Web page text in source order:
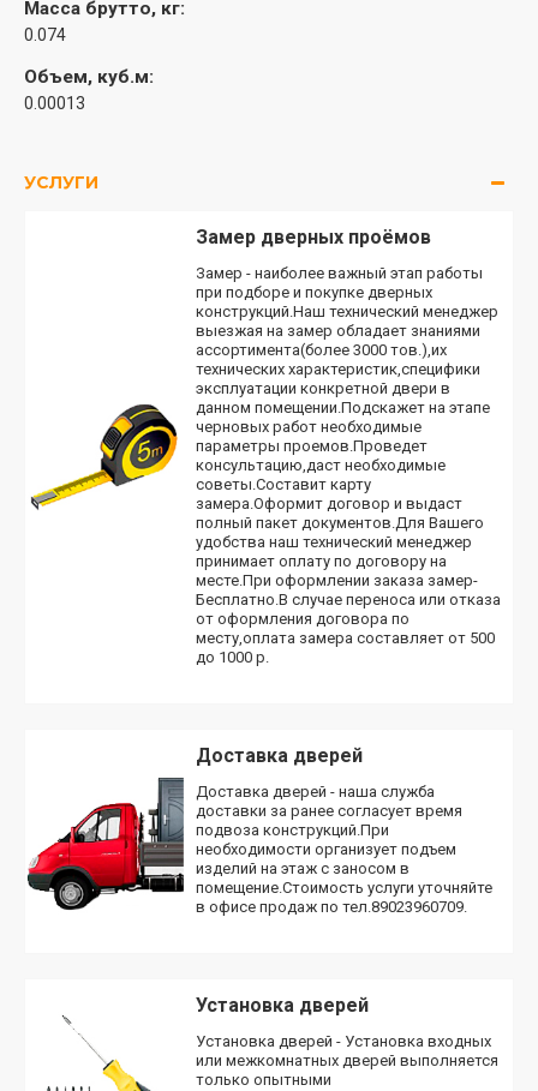
Масса брутто, кг:
0.074
Объем, куб.м:
0.00013
УСЛУГИ
Замер дверных проёмов
Замер - наиболее важный этап работы
при подборе и покупке дверных
конструкций.Наш технический менеджер
выезжая на замер обладает знаниями
ассортимента(более 3000 тов.),их
технических характеристик,специфики
эксплуатации конкретной двери в
данном помещении.Подскажет на этапе
черновых работ необходимые
параметры проемов.Проведет
консультацию,даст необходимые
советы.Составит карту
замера.Оформит договор и выдаст
полный пакет документов.Для Вашего
удобства наш технический менеджер
принимает оплату по договору на
месте.При оформлении заказа замер-
Бесплатно.В случае переноса или отказа
от оформления договора по
месту,оплата замера составляет от 500
до 1000 р.
Доставка дверей
Доставка дверей - наша служба
доставки за ранее согласует время
подвоза конструкций.При
необходимости организует подъем
изделий на этаж с заносом в
помещение.Стоимость услуги уточняйте
в офисе продаж по тел.89023960709.
Установка дверей
Установка дверей - Установка входных
или межкомнатных дверей выполняется
только опытными